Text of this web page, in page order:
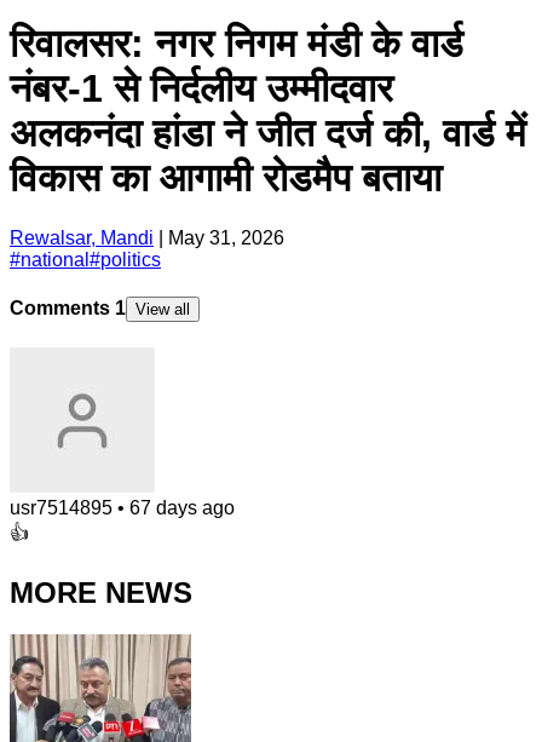
रिवालसर: नगर निगम मंडी के वार्ड
नंबर-1 से निर्दलीय उम्मीदवार
अलकनंदा हांडा ने जीत दर्ज की, वार्ड में
विकास का आगामी रोडमैप बताया
Rewalsar, Mandi
May 31, 2026
#national #politics
Comments 1 View all
usr7514895 • 67 days ago
👍
MORE NEWS